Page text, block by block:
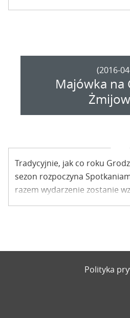
tworzeniu
(2016-
Majówka na
Tradycyjnie, jak co roku
sezon rozpoczyna
razem wydarzenie zostanie
terenową „Tajemnice
Polityka